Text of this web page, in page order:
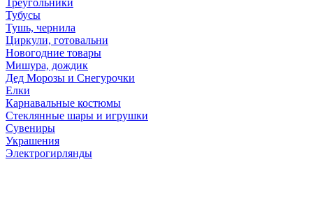
Треугольники
Тубусы
Тушь, чернила
Циркули, готовальни
Новогодние товары
Мишура, дождик
Дед Морозы и Снегурочки
Елки
Карнавальные костюмы
Стеклянные шары и игрушки
Сувениры
Украшения
Электрогирлянды